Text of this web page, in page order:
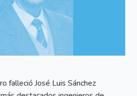
falleció José Luis Sánchez